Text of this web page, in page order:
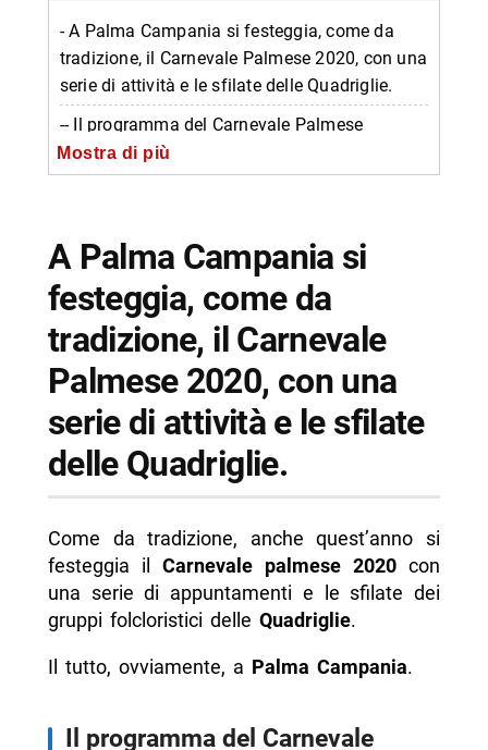
- A Palma Campania si festeggia, come da
tradizione, il Carnevale Palmese 2020, con una
serie di attività e le sfilate delle Quadriglie.
-- Il programma del Carnevale Palmese
-- Le Quadriglie
-- Scopri di più da Napolike.it
Mostra di più
A Palma Campania si
festeggia, come da
tradizione, il Carnevale
Palmese 2020, con una
serie di attività e le sfilate
delle Quadriglie.
Come da tradizione, anche quest’anno si
festeggia il Carnevale palmese 2020 con
una serie di appuntamenti e le sfilate dei
gruppi folcloristici delle Quadriglie.
Il tutto, ovviamente, a Palma Campania.
Il programma del Carnevale